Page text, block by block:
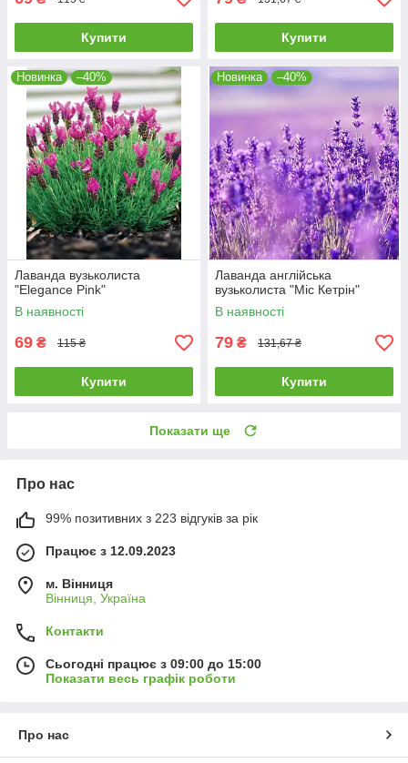
Купити Купити
Новинка –40%
Лаванда вузьколиста
"Elegance Pink"
В наявності
69 ₴ 115 ₴
Купити
Новинка –40%
Лаванда англійська
вузьколиста "Міс Кетрін"
В наявності
79 ₴ 131,67 ₴
Купити
Показати ще
Про нас
99% позитивних з 223 відгуків за рік
Працює з 12.09.2023
м. Вінниця
Вінниця, Україна
Контакти
Сьогодні працює з 09:00 до 15:00
Показати весь графік роботи
Про нас